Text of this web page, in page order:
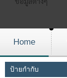
Home
ป้ายกำกับ